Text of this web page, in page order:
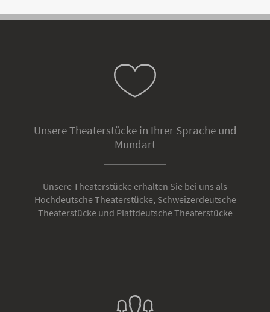
Unsere Theaterstücke in Ihrer Sprache und
Mundart
Unsere Theaterstücke erhalten Sie bei uns als
Hochdeutsche Theaterstücke, Schweizerdeutsche
Theaterstücke und Plattdeutsche Theaterstücke